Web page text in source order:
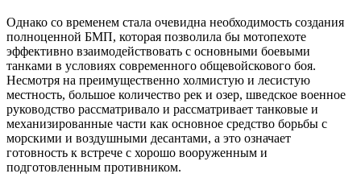
Однако со временем стала очевидна необходимость создания
полноценной БМП, которая позволила бы мотопехоте
эффективно взаимодействовать с основными боевыми
танками в условиях современного общевойскового боя.
Несмотря на преимущественно холмистую и лесистую
местность, большое количество рек и озер, шведское военное
руководство рассматривало и рассматривает танковые и
механизированные части как основное средство борьбы с
морскими и воздушными десантами, а это означает
готовность к встрече с хорошо вооруженным и
подготовленным противником.